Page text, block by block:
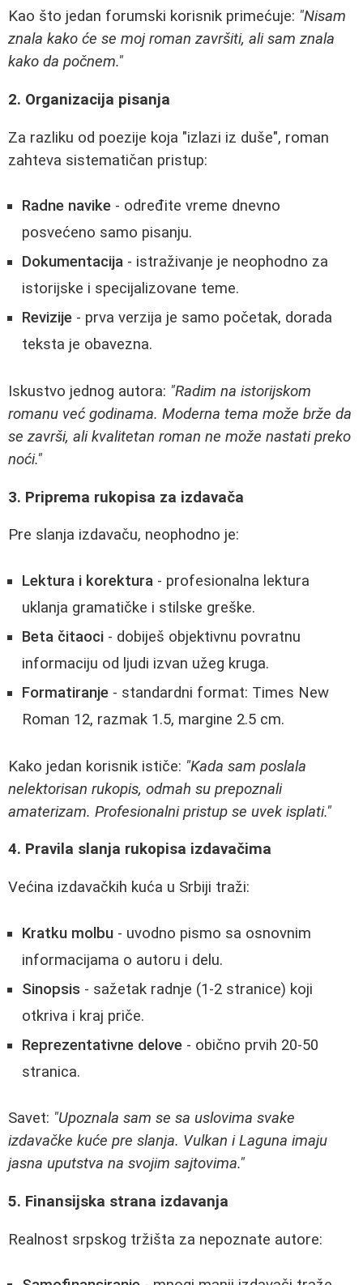
Kao što jedan forumski korisnik primećuje: "Nisam
znala kako će se moj roman završiti, ali sam znala
kako da počnem."
2. Organizacija pisanja
Za razliku od poezije koja "izlazi iz duše", roman
zahteva sistematičan pristup:
Radne navike - određite vreme dnevno
posvećeno samo pisanju.
Dokumentacija - istraživanje je neophodno za
istorijske i specijalizovane teme.
Revizije - prva verzija je samo početak, dorada
teksta je obavezna.
Iskustvo jednog autora: "Radim na istorijskom
romanu već godinama. Moderna tema može brže da
se završi, ali kvalitetan roman ne može nastati preko
noći."
3. Priprema rukopisa za izdavača
Pre slanja izdavaču, neophodno je:
Lektura i korektura - profesionalna lektura
uklanja gramatičke i stilske greške.
Beta čitaoci - dobiješ objektivnu povratnu
informaciju od ljudi izvan užeg kruga.
Formatiranje - standardni format: Times New
Roman 12, razmak 1.5, margine 2.5 cm.
Kako jedan korisnik ističe: "Kada sam poslala
nelektorisan rukopis, odmah su prepoznali
amaterizam. Profesionalni pristup se uvek isplati."
4. Pravila slanja rukopisa izdavačima
Većina izdavačkih kuća u Srbiji traži:
Kratku molbu - uvodno pismo sa osnovnim
informacijama o autoru i delu.
Sinopsis - sažetak radnje (1-2 stranice) koji
otkriva i kraj priče.
Reprezentativne delove - obično prvih 20-50
stranica.
Savet: "Upoznala sam se sa uslovima svake
izdavačke kuće pre slanja. Vulkan i Laguna imaju
jasna uputstva na svojim sajtovima."
5. Finansijska strana izdavanja
Realnost srpskog tržišta za nepoznate autore: